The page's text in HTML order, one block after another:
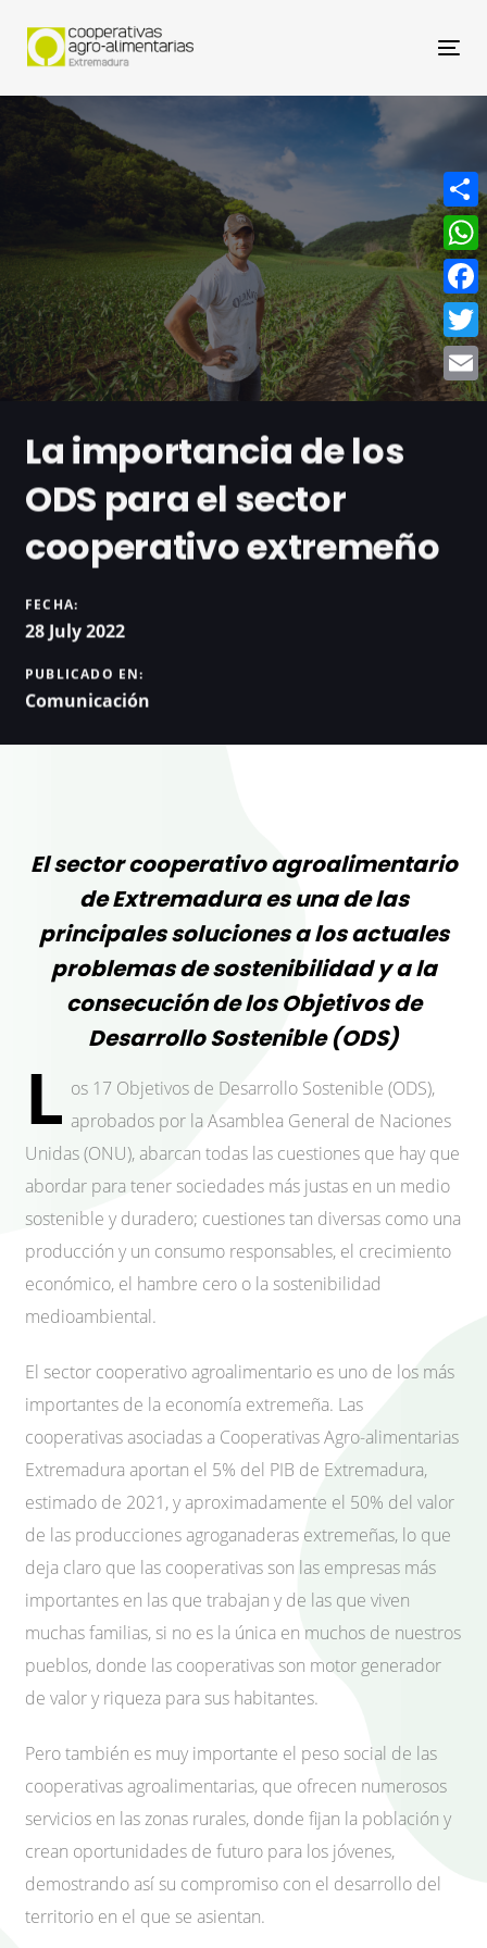
La importancia de los
ODS para el sector
cooperativo extremeño
FECHA:
28 July 2022
PUBLICADO EN:
Comunicación
El sector cooperativo agroalimentario
de Extremadura es una de las
principales soluciones a los actuales
problemas de sostenibilidad y a la
consecución de los Objetivos de
Desarrollo Sostenible (ODS)
L os 17 Objetivos de Desarrollo Sostenible (ODS),
aprobados por la Asamblea General de Naciones
Unidas (ONU), abarcan todas las cuestiones que hay que
abordar para tener sociedades más justas en un medio
sostenible y duradero; cuestiones tan diversas como una
producción y un consumo responsables, el crecimiento
económico, el hambre cero o la sostenibilidad
medioambiental.
El sector cooperativo agroalimentario es uno de los más
importantes de la economía extremeña. Las
cooperativas asociadas a Cooperativas Agro-alimentarias
Extremadura aportan el 5% del PIB de Extremadura,
estimado de 2021, y aproximadamente el 50% del valor
de las producciones agroganaderas extremeñas, lo que
deja claro que las cooperativas son las empresas más
importantes en las que trabajan y de las que viven
muchas familias, si no es la única en muchos de nuestros
pueblos, donde las cooperativas son motor generador
de valor y riqueza para sus habitantes.
Pero también es muy importante el peso social de las
cooperativas agroalimentarias, que ofrecen numerosos
servicios en las zonas rurales, donde fijan la población y
crean oportunidades de futuro para los jóvenes,
demostrando así su compromiso con el desarrollo del
territorio en el que se asientan.
Email